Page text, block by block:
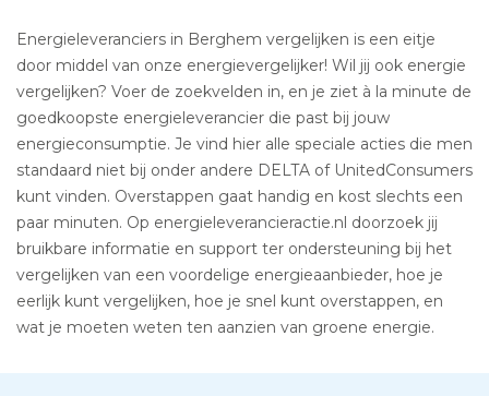
Energieleveranciers in Berghem vergelijken is een eitje
door middel van onze energievergelijker! Wil jij ook energie
vergelijken? Voer de zoekvelden in, en je ziet à la minute de
goedkoopste energieleverancier die past bij jouw
energieconsumptie. Je vind hier alle speciale acties die men
standaard niet bij onder andere DELTA of UnitedConsumers
kunt vinden. Overstappen gaat handig en kost slechts een
paar minuten. Op energieleverancieractie.nl doorzoek jij
bruikbare informatie en support ter ondersteuning bij het
vergelijken van een voordelige energieaanbieder, hoe je
eerlijk kunt vergelijken, hoe je snel kunt overstappen, en
wat je moeten weten ten aanzien van groene energie.